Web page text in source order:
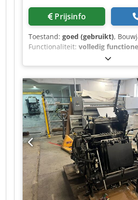
Prijsinfo
Toestand: goed (gebruikt),
Functionaliteit: volledig
machine-/voertuignummer:
stansformaat: 230 x 230 mm
Aaver Min. stansformaat: 10 x 10
Stanskracht (maximaal): 5700 kg
invoerhoogte: 170 mm Max.
per minuut Technische gegevens
opdracht, verbruiks­materialen
andere factoren.